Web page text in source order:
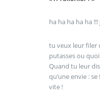
ha ha ha ha ha
tu veux leur filer
putasses ou quoi
Quand tu leur
qu’une envie :
vite !